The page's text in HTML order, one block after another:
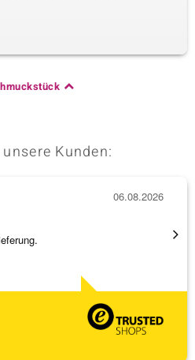
Kunden:
06.08.2026